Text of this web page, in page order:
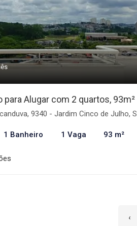
para Alugar com 2 quartos, 93m²
9340 - Jardim Cinco de Julho, São Paulo-SP
1 Banheiro 1 Vaga 93 m²
‹